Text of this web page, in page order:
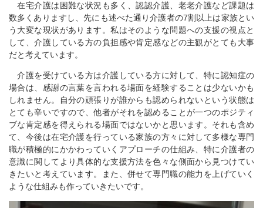
在宅介護は困難な状況も多く、認認介護、老老介護など課題は
数多くありますし、先にも述べた通り介護者の7割以上は家族とい
う大変な現状があります。私はそのような問題への支援の視点と
して、介護している方の負担感や肯定感などの主観がとても大事
だと考えています。
介護を受けている方は介護している方に対して、特に認知症の
場合は、感謝の言葉を言われる場面を経験することは少ないかも
しれません。自分の頑張りが誰からも認められないという状態は
とても辛いですので、他者がそれを認めることが一つのポジティ
ブな肯定感を得えられる場面ではないかと思います。それも含め
て、今後は在宅介護を行っている家族の方々に対して多様な専門
職が積極的にかかわっていくアプローチの仕組み、特に介護者の
意識に関してより具体的な支援方法を色々な側面から見つけてい
きたいと考えています。また、併せて専門職の能力を上げていく
ような仕組みも作っていきたいです。